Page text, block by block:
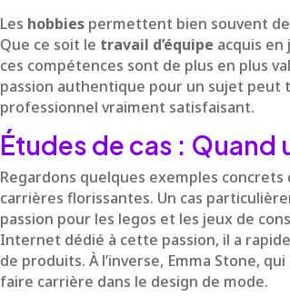
Les hobbies permettent bien souvent
Que ce soit le travail d’équipe acquis
ces compétences sont de plus en plus
passion authentique pour un sujet
professionnel vraiment satisfaisant.
Études de cas : Quand
Regardons quelques exemples
carrières florissantes. Un cas
passion pour les legos et les jeux de
Internet dédié à cette passion, il a
de produits. À l’inverse, Emma Stone,
faire carrière dans le design de mode.